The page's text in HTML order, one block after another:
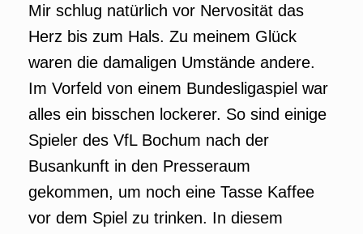
Mir schlug natürlich vor Nervosität das
Herz bis zum Hals. Zu meinem Glück
waren die damaligen Umstände andere.
Im Vorfeld von einem Bundesligaspiel war
alles ein bisschen lockerer. So sind einige
Spieler des VfL Bochum nach der
Busankunft in den Presseraum
gekommen, um noch eine Tasse Kaffee
vor dem Spiel zu trinken. In diesem